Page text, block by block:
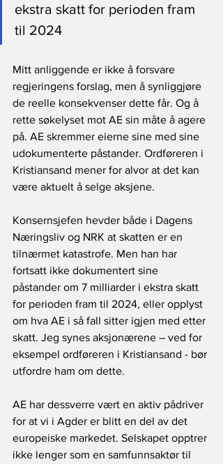
ekstra skatt for perioden fram
til 2024
Mitt anliggende er ikke å forsvare
regjeringens forslag, men å synliggjøre
de reelle konsekvenser dette får. Og å
rette søkelyset mot AE sin måte å agere
på. AE skremmer eierne sine med sine
udokumenterte påstander. Ordføreren i
Kristiansand mener for alvor at det kan
være aktuelt å selge aksjene.
Konsernsjefen hevder både i Dagens
Næringsliv og NRK at skatten er en
tilnærmet katastrofe. Men han har
fortsatt ikke dokumentert sine
påstander om 7 milliarder i ekstra skatt
for perioden fram til 2024, eller opplyst
om hva AE i så fall sitter igjen med etter
skatt. Jeg synes aksjonærene – ved for
eksempel ordføreren i Kristiansand - bør
utfordre ham om dette.
AE har dessverre vært en aktiv pådriver
for at vi i Agder er blitt en del av det
europeiske markedet. Selskapet opptrer
ikke lenger som en samfunnsaktør til